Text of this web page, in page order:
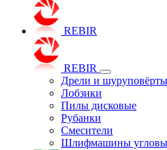
REBIR
REBIR
Дрели и шуруповёрты
Лобзики
Пилы дисковые
Рубанки
Смесители
Шлифмашины